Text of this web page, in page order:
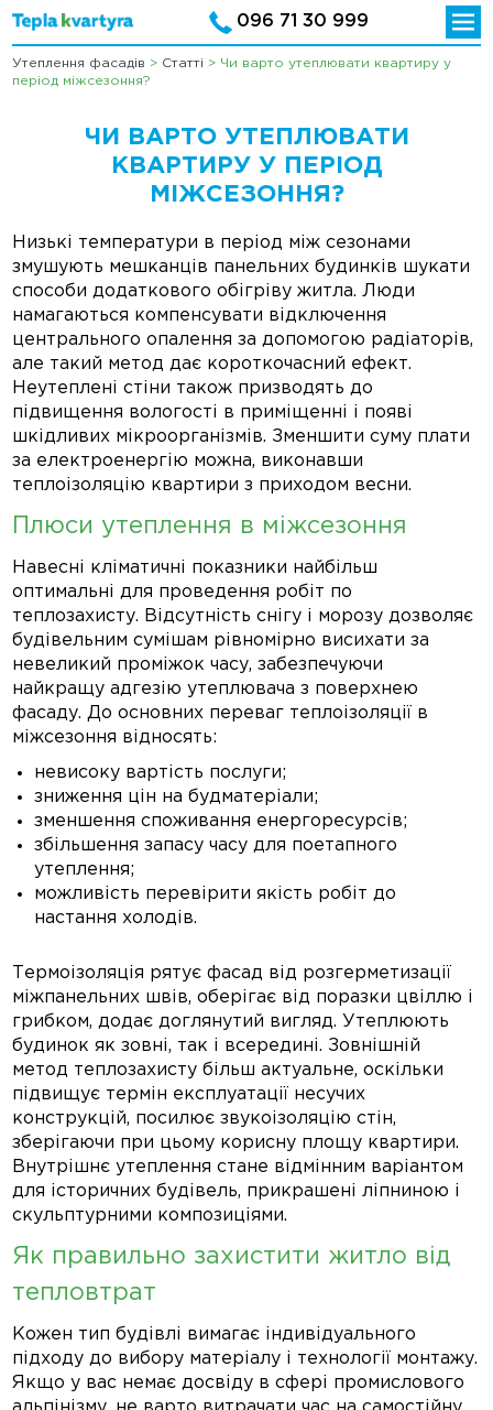
096 71 30 999
Утеплення фасадів > Статті > Чи варто утеплювати квартиру у
період міжсезоння?
ЧИ ВАРТО УТЕПЛЮВАТИ
КВАРТИРУ У ПЕРІОД
МІЖСЕЗОННЯ?
Низькі температури в період між сезонами
змушують мешканців панельних будинків шукати
способи додаткового обігріву житла. Люди
намагаються компенсувати відключення
центрального опалення за допомогою радіаторів,
але такий метод дає короткочасний ефект.
Неутеплені стіни також призводять до
підвищення вологості в приміщенні і появі
шкідливих мікроорганізмів. Зменшити суму плати
за електроенергію можна, виконавши
теплоізоляцію квартири з приходом весни.
Плюси утеплення в міжсезоння
Навесні кліматичні показники найбільш
оптимальні для проведення робіт по
теплозахисту. Відсутність снігу і морозу дозволяє
будівельним сумішам рівномірно висихати за
невеликий проміжок часу, забезпечуючи
найкращу адгезію утеплювача з поверхнею
фасаду. До основних переваг теплоізоляції в
міжсезоння відносять:
невисоку вартість послуги;
зниження цін на будматеріали;
зменшення споживання енергоресурсів;
збільшення запасу часу для поетапного
утеплення;
можливість перевірити якість робіт до
настання холодів.
Термоізоляція рятує фасад від розгерметизації
міжпанельних швів, оберігає від поразки цвіллю і
грибком, додає доглянутий вигляд. Утеплюють
будинок як зовні, так і всередині. Зовнішній
метод теплозахисту більш актуальне, оскільки
підвищує термін експлуатації несучих
конструкцій, посилює звукоізоляцію стін,
зберігаючи при цьому корисну площу квартири.
Внутрішнє утеплення стане відмінним варіантом
для історичних будівель, прикрашені ліпниною і
скульптурними композиціями.
Як правильно захистити житло від
тепловтрат
Кожен тип будівлі вимагає індивідуального
підходу до вибору матеріалу і технології монтажу.
Якщо у вас немає досвіду в сфері промислового